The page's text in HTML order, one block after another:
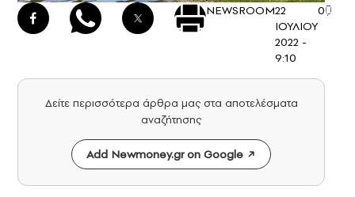
NEWSROOM22
ΙΟΥΛΙΟΥ
2022 -
9:10
0
Δείτε περισσότερα άρθρα μας στα αποτελέσματα
αναζήτησης
Add Newmoney.gr on Google